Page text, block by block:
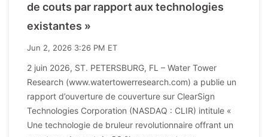
de couts par rapport aux technologies
existantes »
Jun 2, 2026 3:26 PM ET
2 juin 2026, ST. PETERSBURG, FL – Water Tower
Research (www.watertowerresearch.com) a publie un
rapport d’ouverture de couverture sur ClearSign
Technologies Corporation (NASDAQ : CLIR) intitule «
Une technologie de bruleur revolutionnaire offrant un